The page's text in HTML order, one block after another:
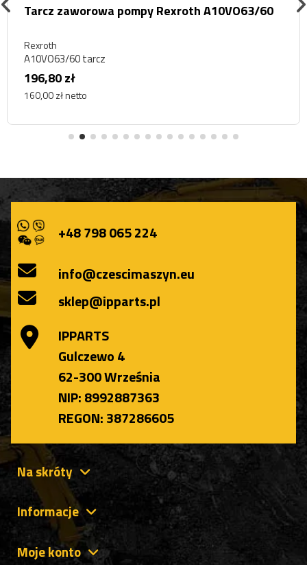
Tarcz zaworowa pompy Rexroth A10VO63/60
Rexroth
A10VO63/60 tarcz
196,80 zł
160,00 zł netto
+48 798 065 224
info@czescimaszyn.eu
sklep@ipparts.pl
IPPARTS
Gulczewo 4
62-300 Września
NIP: 8992887363
REGON: 387286605
Na skróty
Informacje
Moje konto